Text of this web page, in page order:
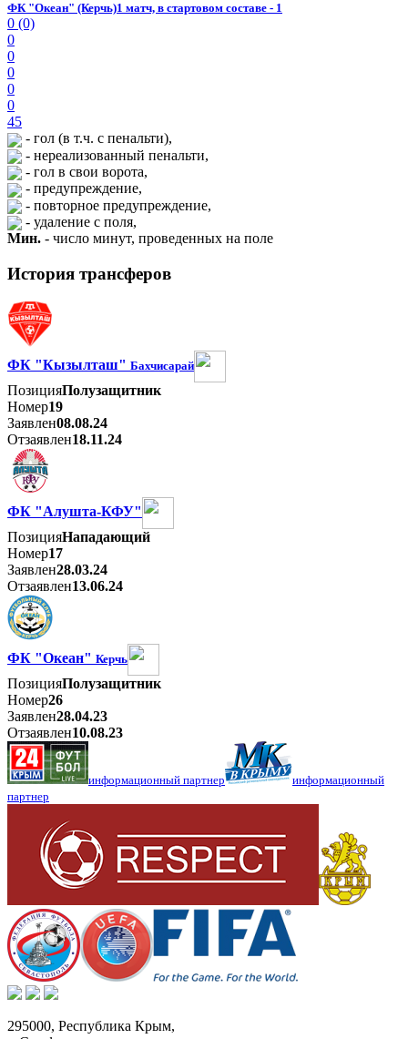
ФК "Океан" (Керчь)1 матч, в стартовом составе - 1
0 (0)
0
0
0
0
0
45
- гол (в т.ч. с пенальти),
- нереализованный пенальти,
- гол в свои ворота,
- предупреждение,
- повторное предупреждение,
- удаление с поля,
Мин. - число минут, проведенных на поле
История трансферов
ФК "Кызылташ" Бахчисарай
ПозицияПолузащитник
Номер19
Заявлен08.08.24
Отзаявлен18.11.24
ФК "Алушта-КФУ"
ПозицияНападающий
Номер17
Заявлен28.03.24
Отзаявлен13.06.24
ФК "Океан" Керчь
ПозицияПолузащитник
Номер26
Заявлен28.04.23
Отзаявлен10.08.23
информационный партнер
информационный
партнер
295000, Республика Крым,